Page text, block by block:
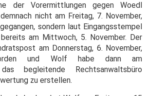
der Vorermittlungen gegen Woedl
nicht am Freitag, 7. November,
sondern laut Eingangsstempel
am Mittwoch, 5. November. Der
am Donnerstag, 6. November,
und Wolf habe dann am
begleitende Rechtsanwaltsbüro
zu erstellen.